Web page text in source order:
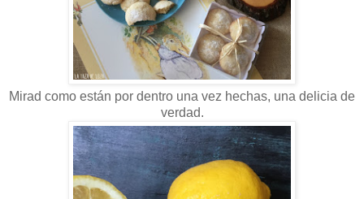
Mirad como están por dentro una vez hechas, una delicia de
verdad.